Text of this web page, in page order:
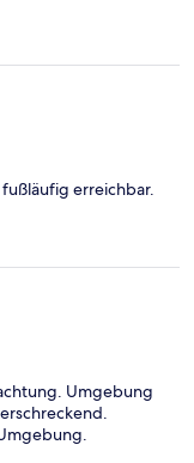
erreichbar.
Umgebung